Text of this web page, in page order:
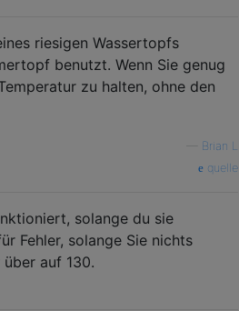
riesigen Wassertopfs
benutzt. Wenn Sie genug
zu halten, ohne den
Brian L
quelle
solange du sie
Fehler, solange Sie nichts
auf 130.